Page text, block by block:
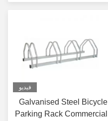
فيديو
Galvanised Steel Bicycle
Parking Rack Commercial